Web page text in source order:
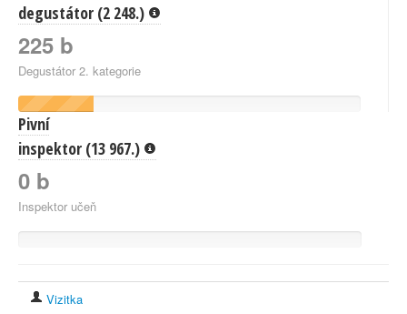
degustátor (2 248.)
225 b
Degustátor 2. kategorie
Pivní
inspektor (13 967.)
0 b
Inspektor učeň
Vizitka